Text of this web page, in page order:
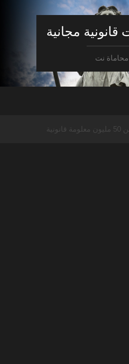
مجانية
محاماة نت